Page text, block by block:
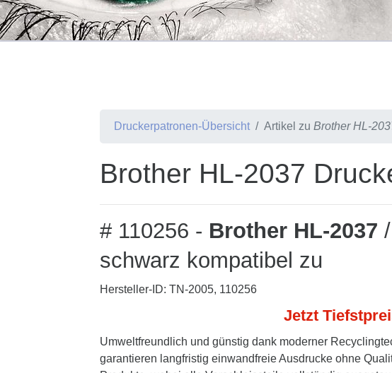
Druckerpatronen-Übersicht Artikel zu Brother HL-
Brother HL-2037
# 110256 - Brother HL-2037
schwarz kompatibel zu
Hersteller-ID: TN-2005, 110256
Jetzt
Umweltfreundlich und günstig dank moderner
garantieren langfristig einwandfreie Ausdrucke ohne